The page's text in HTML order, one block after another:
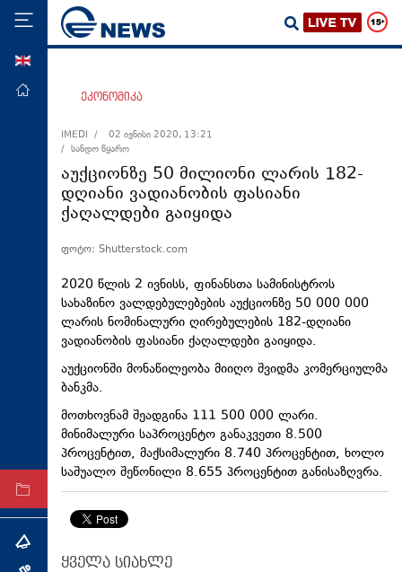
მთავარი
ეკონომიკა
მსოფლიო
ჯანდაცვა
თავდაცვა
რეგიონი
სპორტი
ტექნოლოგიები
ტაბლოიდი
არქივი
ეკონომიკა
IMEDI /
02 ივნისი 2020, 13:21
/ სანდო წყარო
აუქციონზე 50 მილიონი ლარის 182-
დღიანი ვადიანობის ფასიანი
ქაღალდები გაიყიდა
ფოტო: Shutterstock.com
2020 წლის 2 ივნისს, ფინანსთა სამინისტროს
სახაზინო ვალდებულებების აუქციონზე 50 000 000
ლარის ნომინალური ღირებულების 182-დღიანი
ვადიანობის ფასიანი ქაღალდები გაიყიდა.
აუქციონში მონაწილეობა მიიღო შვიდმა კომერციულმა
ბანკმა.
მოთხოვნამ შეადგინა 111 500 000 ლარი.
მინიმალური საპროცენტო განაკვეთი 8.500
პროცენტით, მაქსიმალური 8.740 პროცენტით, ხოლო
საშუალო შეწონილი 8.655 პროცენტით განისაზღვრა.
ყველა სიახლე